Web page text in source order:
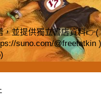
，並提供獨立書店資料
suno.com/